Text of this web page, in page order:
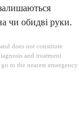
чи обидві руки.
does not constitute
and treatment
to the nearest emergency